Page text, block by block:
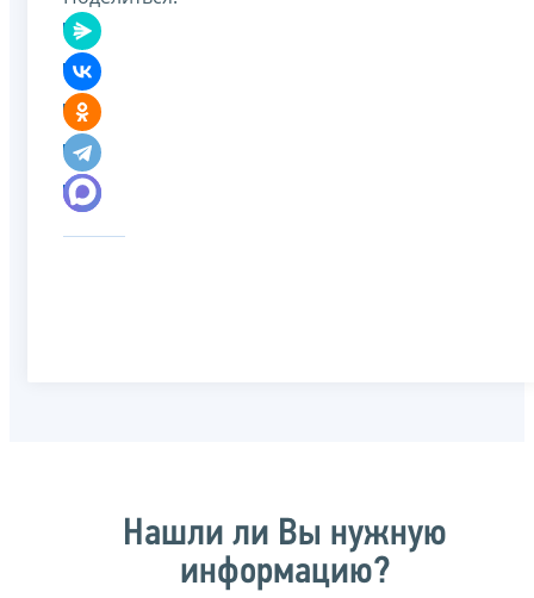
Нашли ли Вы нужную
информацию?